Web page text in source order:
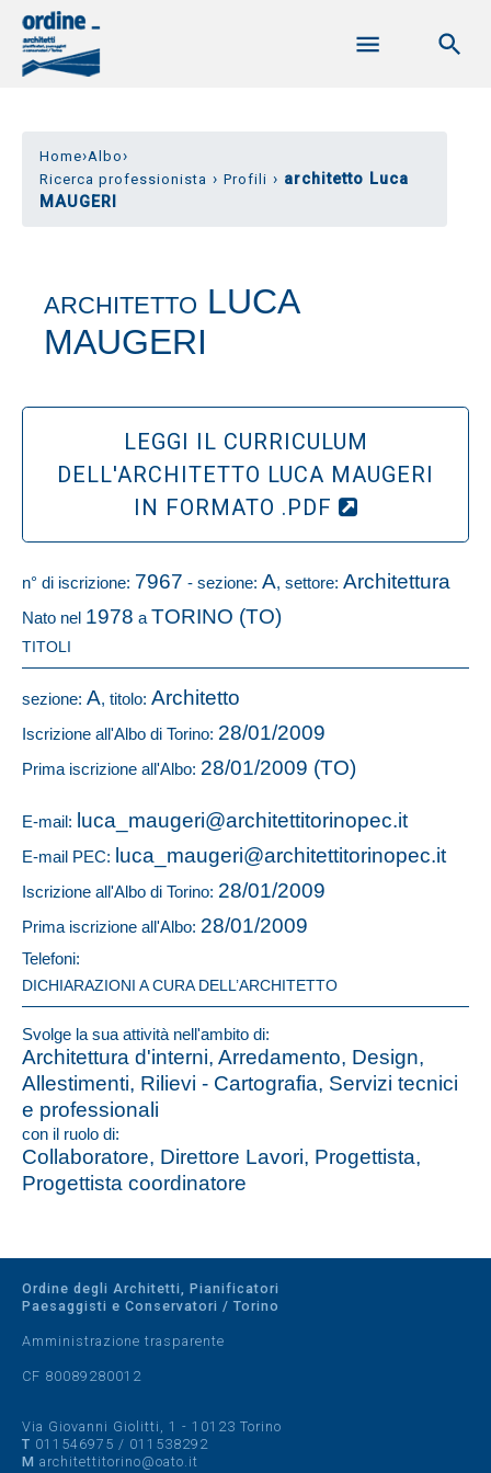
Home›Albo›
Ricerca professionista › Profili › architetto Luca
MAUGERI
ARCHITETTO LUCA
MAUGERI
LEGGI IL CURRICULUM
DELL'ARCHITETTO LUCA MAUGERI
IN FORMATO .PDF
n° di iscrizione: 7967 - sezione: A, settore: Architettura
Nato nel 1978 a TORINO (TO)
TITOLI
sezione: A, titolo: Architetto
Iscrizione all'Albo di Torino: 28/01/2009
Prima iscrizione all'Albo: 28/01/2009 (TO)
E-mail: luca_maugeri@architettitorinopec.it
E-mail PEC: luca_maugeri@architettitorinopec.it
Iscrizione all'Albo di Torino: 28/01/2009
Prima iscrizione all'Albo: 28/01/2009
Telefoni:
DICHIARAZIONI A CURA DELL’ARCHITETTO
Svolge la sua attività nell'ambito di:
Architettura d'interni, Arredamento, Design,
Allestimenti, Rilievi - Cartografia, Servizi tecnici
e professionali
con il ruolo di:
Collaboratore, Direttore Lavori, Progettista,
Progettista coordinatore
Ordine degli Architetti, Pianificatori
Paesaggisti e Conservatori / Torino
Amministrazione trasparente
CF 80089280012
Via Giovanni Giolitti, 1 - 10123 Torino
T 011546975 / 011538292
M architettitorino@oato.it